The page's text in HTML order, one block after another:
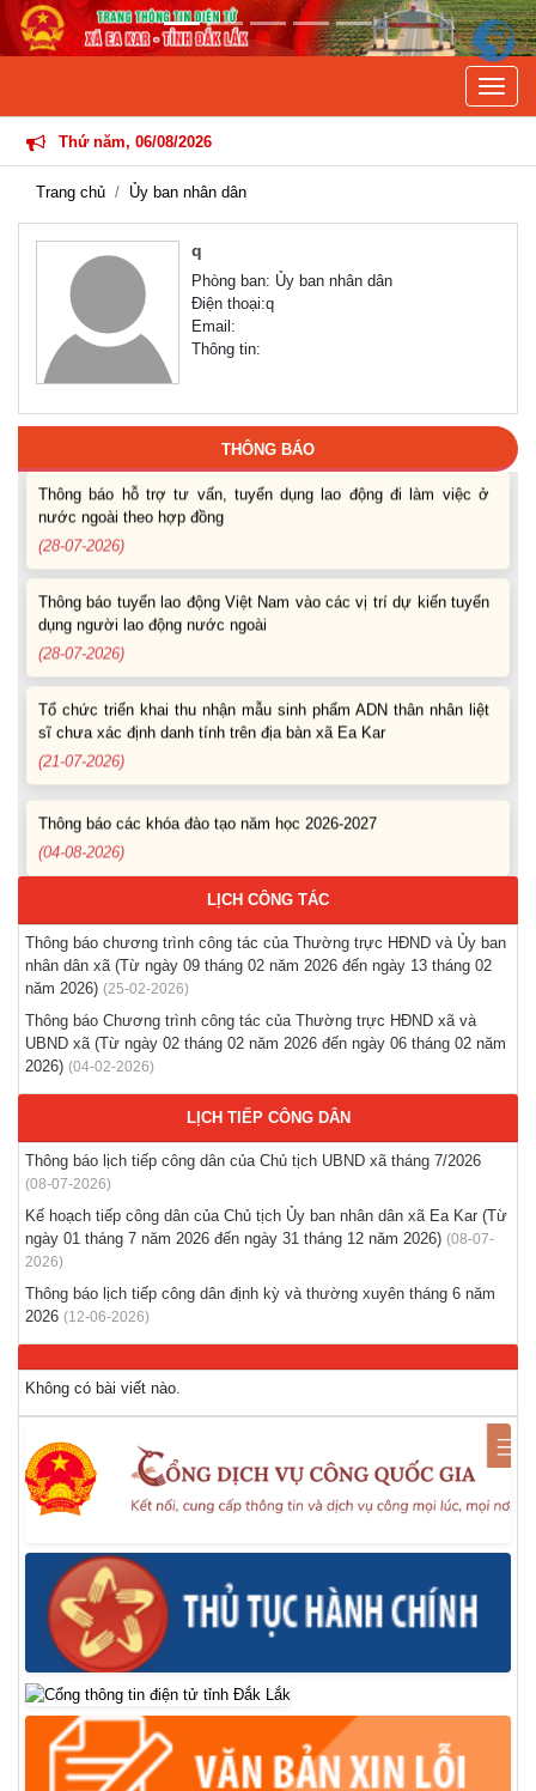
Thứ năm, 06/08/2026
XÃ EA KAR
Trang chủ Ủy ban nhân dân
q
Phòng ban: Ủy ban nhân dân
Điện thoại:q
Email:
Thông tin:
THÔNG BÁO
Thông báo các khóa đào tạo năm học 2026-2027
(04-08-2026)
Thông báo hỗ trợ tư vấn, tuyển dụng lao động đi làm việc trong
(03-08-2026)
Thông báo hỗ trợ tư vấn, tuyển dụng lao động đi làm việc ở
nước ngoài theo hợp đồng
(28-07-2026)
Thông báo tuyển lao động Việt Nam vào các vị trí dự kiến tuyển
dụng người lao động nước ngoài
(28-07-2026)
Tổ chức triển khai thu nhận mẫu sinh phẩm ADN thân nhân liệt
sĩ chưa xác định danh tính trên địa bàn xã Ea Kar
(21-07-2026)
Thông báo các khóa đào tạo năm học 2026-2027
(04-08-2026)
Thông báo hỗ trợ tư vấn, tuyển dụng lao động đi làm việc trong
tỉnh
(03-08-2026)
nước ngoài theo hợp đồng
(28-07-2026)
Thông báo tuyển lao động Việt Nam vào các vị trí dự kiến tuyển
dụng người lao động nước ngoài
(28-07-2026)
Tổ chức triển khai thu nhận mẫu sinh phẩm ADN thân nhân liệt
sĩ chưa xác định danh tính trên địa bàn xã Ea Kar
(21-07-2026)
LỊCH CÔNG TÁC
Thông báo chương trình công tác của Thường trực HĐND và Ủy ban
nhân dân xã (Từ ngày 09 tháng 02 năm 2026 đến ngày 13 tháng 02
năm 2026) (25-02-2026)
Thông báo Chương trình công tác của Thường trực HĐND xã và
UBND xã (Từ ngày 02 tháng 02 năm 2026 đến ngày 06 tháng 02 năm
2026) (04-02-2026)
LỊCH TIẾP CÔNG DÂN
Thông báo lịch tiếp công dân của Chủ tịch UBND xã tháng 7/2026
(08-07-2026)
Kế hoạch tiếp công dân của Chủ tịch Ủy ban nhân dân xã Ea Kar (Từ
ngày 01 tháng 7 năm 2026 đến ngày 31 tháng 12 năm 2026) (08-07-
2026)
Thông báo lịch tiếp công dân định kỳ và thường xuyên tháng 6 năm
2026 (12-06-2026)
Không có bài viết nào.